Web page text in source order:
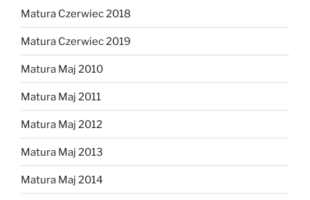
Matura Czerwiec 2018
Matura Czerwiec 2019
Matura Maj 2010
Matura Maj 2011
Matura Maj 2012
Matura Maj 2013
Matura Maj 2014